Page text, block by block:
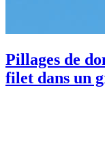
Pillages de
filet dans un